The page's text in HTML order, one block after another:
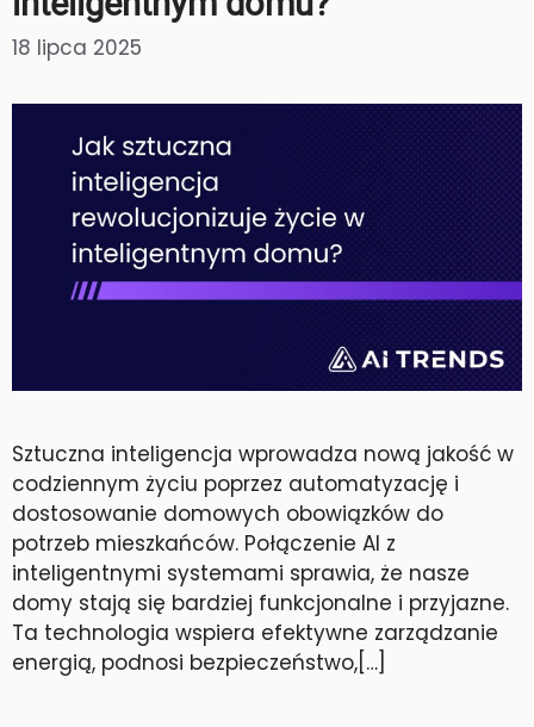
18 lipca 2025
Sztuczna inteligencja wprowadza nową jakość w
codziennym życiu poprzez automatyzację i
dostosowanie domowych obowiązków do
potrzeb mieszkańców. Połączenie AI z
inteligentnymi systemami sprawia, że nasze
domy stają się bardziej funkcjonalne i przyjazne.
Ta technologia wspiera efektywne zarządzanie
energią, podnosi bezpieczeństwo,[…]